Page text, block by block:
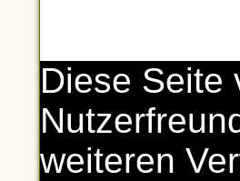
Diese Seite
weiteren